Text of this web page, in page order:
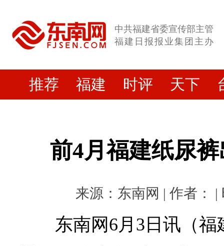
中共福建省委宣传部主管
福建日报报业集团主办
推荐 福建 时评 天下
前4月福建纸尿
来源：东南网 | 作者： |
东南网6月3日讯（福